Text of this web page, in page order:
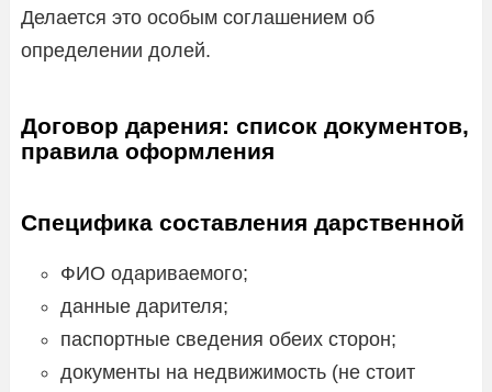
Делается это особым соглашением об
определении долей.
Договор дарения: список документов,
правила оформления
Специфика составления дарственной
ФИО одариваемого;
данные дарителя;
паспортные сведения обеих сторон;
документы на недвижимость (не стоит